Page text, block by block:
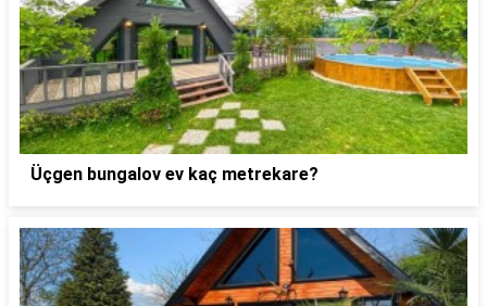
Üçgen bungalov ev kaç metrekare?